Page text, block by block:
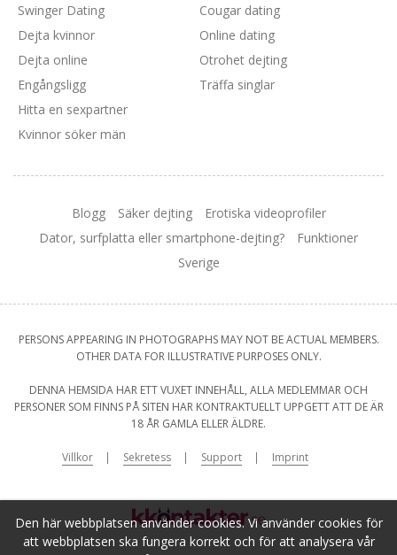
Den här webbplatsen använder cookies. Vi använder cookies för
att webbplatsen ska fungera korrekt och för att analysera vår
Swinger Dating
Cougar dating
Dejta kvinnor
Dejta online
Engångsligg
Hitta en sexpartner
Kvinnor söker män
Online dating
Otrohet dejting
Träffa singlar
Blogg Säker dejting
Erotiska videoprofiler
Dator, surfplatta eller smartphone-dejting?
Funktioner
Sverige
PERSONS APPEARING IN PHOTOGRAPHS MAY NOT BE ACTUAL MEMBERS.
OTHER DATA FOR ILLUSTRATIVE PURPOSES ONLY.
DENNA HEMSIDA HAR ETT VUXET INNEHÅLL, ALLA MEDLEMMAR OCH
PERSONER SOM FINNS PÅ SITEN HAR KONTRAKTUELLT UPPGETT ATT DE ÄR
18 ÅR GAMLA ELLER ÄLDRE.
Villkor Sekretess Support Imprint